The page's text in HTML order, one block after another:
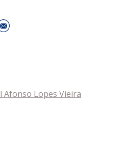
Afonso Lopes Vieira